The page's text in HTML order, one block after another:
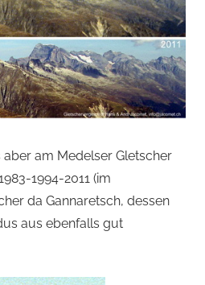
am Medelser Gletscher
1994-2011 (im
da Gannaretsch, dessen
aus ebenfalls gut